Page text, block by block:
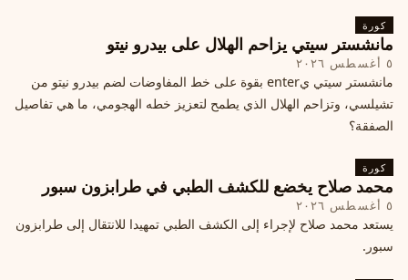
كورة
مانشستر سيتي يزاحم الهلال على بيدرو نيتو
٥ أغسطس ٢٠٢٦
مانشستر سيتي يenter بقوة على خط المفاوضات لضم بيدرو نيتو من
تشيلسي، وتزاحم الهلال الذي يطمح لتعزيز خطه الهجومي، ما هي تفاصيل
الصفقة؟
كورة
محمد صلاح يخضع للكشف الطبي في طرابزون سبور
٥ أغسطس ٢٠٢٦
يستعد محمد صلاح لإجراء إلى الكشف الطبي تمهيدا للانتقال إلى طرابزون
سبور.